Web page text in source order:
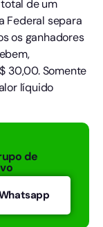
de um
Federal separa
os ganhadores
30,00. Somente
líquido
de